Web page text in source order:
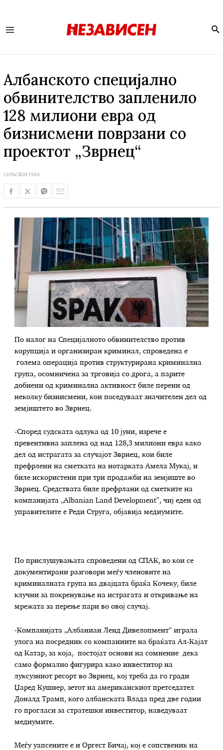
Албанското специјално
обвинителство запленило
128 милиони евра од
бизнисмени поврзани со
проектот „Зврнец“
12/06/2026 15:06
По налог на Специјалното обвинителство против
корупција и организиран криминал, спроведена е
голема операција против структурирана криминална
група, осомничена за трговија со дрога, а парите
добиени од криминална активност биле перени од
неколку бизнисмени, кои поседуваат значителен дел од
земјиштето во Зврнец.
-Според судската одлука од 10 јуни, изрече е
превентивна заплена од над 128,3 милиони евра како
дел од истрагата за случајот Зврнец, кои биле
префрлени на сметката на нотарката Амела Мукај, и
биле искористени при три продажби на земјиште во
Зврнец. Средствата биле префрлани од сметките на
компанијата „Albanian Land Development”, чиј еден од
управителите е Реди Струга, објавија медиумите.
По прислушувањата спроведени од СПАК, во кои се
документирани разговори меѓу членовите на
криминалната група на двајцата браќа Кочеку, биле
клучни за покренување на истрагата и откривање на
мрежата за перење пари во овој случај.
-Компанијата „Албаниан Ленд Дивелопмент“ играла
улога на посредник со компаниите на браќата Ал-Кајат
од Катар, за која, постојат основи на сомнение дека
само формално фигурира како инвеститор на
луксузниот ресорт во Зврнец, кој треба да го гради
Џаред Кушнер, зетот на американскиот претседател
Доналд Трамп, кого албанската Влада пред две годни
го прогласи за стратешки инвеститор, наведуваат
медиумите.
Меѓу уапсените е и Оргест Бичај, кој е сопственик на